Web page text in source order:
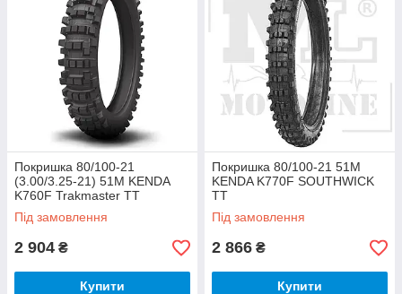
Покришка 80/100-21
(3.00/3.25-21) 51M KENDA
K760F Trakmaster TT
Під замовлення
2 904 ₴
Купити
Покришка 80/100-21 51M
KENDA K770F SOUTHWICK
TT
Під замовлення
2 866 ₴
Купити